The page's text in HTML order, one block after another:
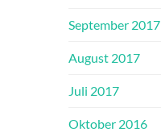
September 2017
August 2017
Juli 2017
Oktober 2016